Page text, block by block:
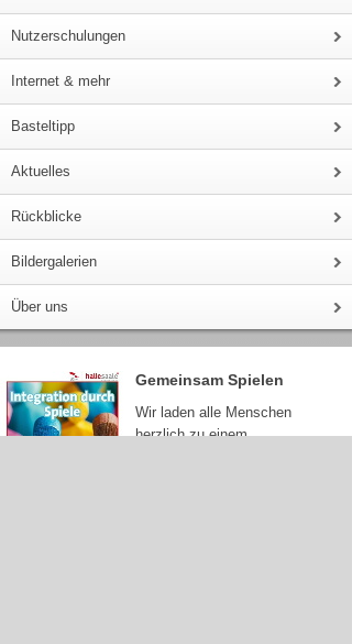
Nutzerschulungen
Internet & mehr
Basteltipp
Aktuelles
Rückblicke
Bildergalerien
Über uns
Gemeinsam Spielen
Wir laden alle Menschen
herzlich zu einem